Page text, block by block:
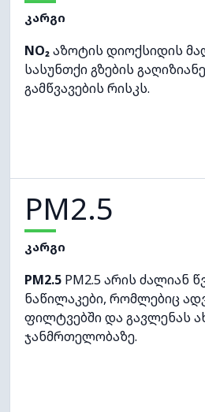
კარგი
NO₂აზოტის დიოქსიდის
სასუნთქი გზების
გამწვავების რისკს.
PM2.5
კარგი
PM2.5 PM2.5 არის ძალიან
ნაწილაკები, რომლებიც
ფილტვებში და გავლენას
ჯანმრთელობაზე.